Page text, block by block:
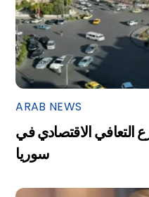
ARAB NEWS
التعافي الاقتصادي في
سوريا